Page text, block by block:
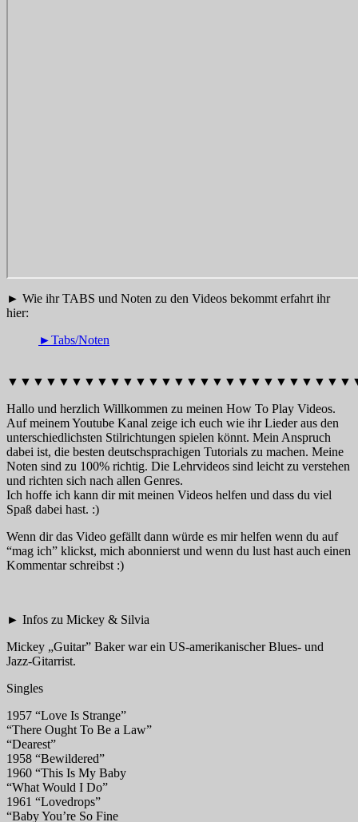
► Wie ihr TABS und Noten zu den Videos bekommt erfahrt ihr
hier:
►Tabs/Noten
Hallo und herzlich Willkommen zu meinen How To Play Videos.
Auf meinem Youtube Kanal zeige ich euch wie ihr Lieder aus den
unterschiedlichsten Stilrichtungen spielen könnt. Mein Anspruch
dabei ist, die besten deutschsprachigen Tutorials zu machen. Meine
Noten sind zu 100% richtig. Die Lehrvideos sind leicht zu verstehen
und richten sich nach allen Genres.
Ich hoffe ich kann dir mit meinen Videos helfen und dass du viel
Spaß dabei hast. :)
Wenn dir das Video gefällt dann würde es mir helfen wenn du auf
“mag ich” klickst, mich abonnierst und wenn du lust hast auch einen
Kommentar schreibst :)
► Infos zu Mickey & Silvia
Mickey „Guitar” Baker war ein US-amerikanischer Blues- und
Jazz-Gitarrist.
Singles
1957 “Love Is Strange”
“There Ought To Be a Law”
“Dearest”
1958 “Bewildered”
1960 “This Is My Baby
“What Would I Do”
1961 “Lovedrops”
“Baby You’re So Fine